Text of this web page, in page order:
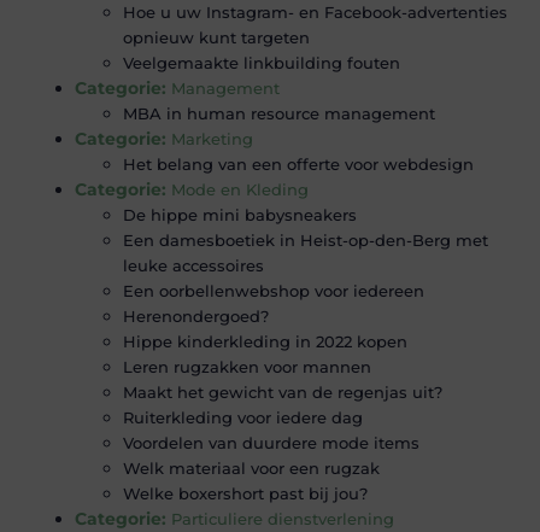
Hoe u uw Instagram- en Facebook-advertenties
opnieuw kunt targeten
Veelgemaakte linkbuilding fouten
Categorie: Management
MBA in human resource management
Categorie: Marketing
Het belang van een offerte voor webdesign
Categorie: Mode en Kleding
De hippe mini babysneakers
Een damesboetiek in Heist-op-den-Berg met
leuke accessoires
Een oorbellenwebshop voor iedereen
Herenondergoed?
Hippe kinderkleding in 2022 kopen
Leren rugzakken voor mannen
Maakt het gewicht van de regenjas uit?
Ruiterkleding voor iedere dag
Voordelen van duurdere mode items
Welk materiaal voor een rugzak
Welke boxershort past bij jou?
Categorie: Particuliere dienstverlening